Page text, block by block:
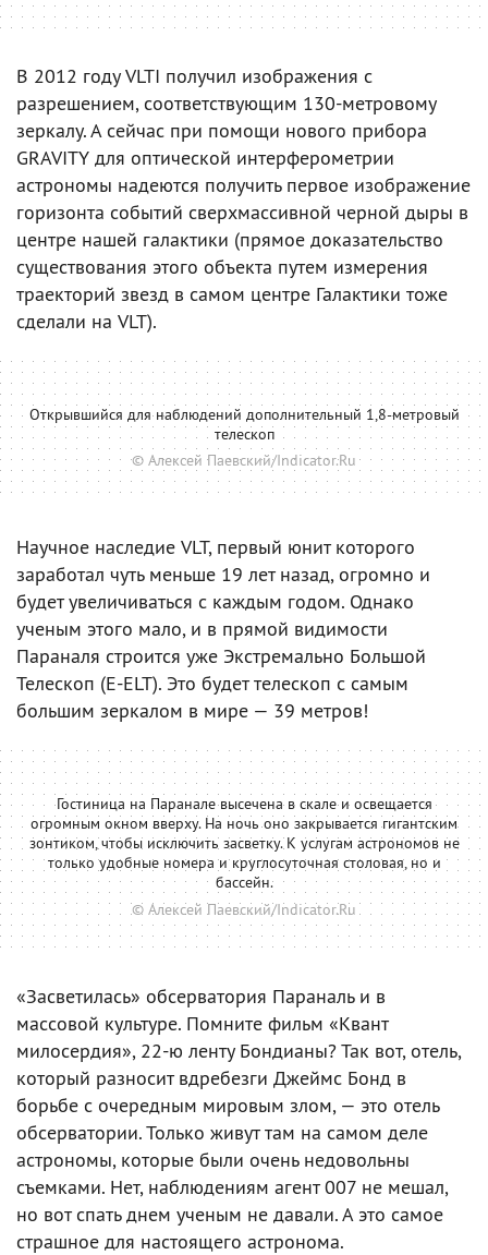
В 2012 году VLTI получил изображения с
разрешением, соответствующим 130-метровому
зеркалу. А сейчас при помощи нового прибора
GRAVITY для оптической интерферометрии
астрономы надеются получить первое изображение
горизонта событий сверхмассивной черной дыры в
центре нашей галактики (прямое доказательство
существования этого объекта путем измерения
траекторий звезд в самом центре Галактики тоже
сделали на VLT).
Открывшийся для наблюдений дополнительный 1,8-метровый
телескоп
© Алексей Паевский/Indicator.Ru
Научное наследие VLT, первый юнит которого
заработал чуть меньше 19 лет назад, огромно и
будет увеличиваться с каждым годом. Однако
ученым этого мало, и в прямой видимости
Параналя строится уже Экстремально Большой
Телескоп (E-ELT). Это будет телескоп с самым
большим зеркалом в мире — 39 метров!
Гостиница на Паранале высечена в скале и освещается
огромным окном вверху. На ночь оно закрывается гигантским
зонтиком, чтобы исключить засветку. К услугам астрономов не
только удобные номера и круглосуточная столовая, но и
бассейн.
© Алексей Паевский/Indicator.Ru
«Засветилась» обсерватория Параналь и в
массовой культуре. Помните фильм «Квант
милосердия», 22-ю ленту Бондианы? Так вот, отель,
который разносит вдребезги Джеймс Бонд в
борьбе с очередным мировым злом, — это отель
обсерватории. Только живут там на самом деле
астрономы, которые были очень недовольны
съемками. Нет, наблюдениям агент 007 не мешал,
но вот спать днем ученым не давали. А это самое
страшное для настоящего астронома.